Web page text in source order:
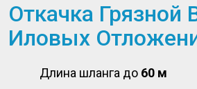
Откачка Грязной
Иловых
Длина шланга до 60 м